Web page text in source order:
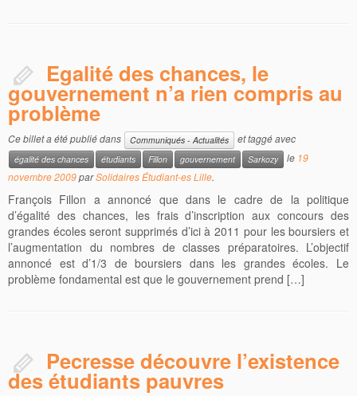
Egalité des chances, le
gouvernement n’a rien compris au
problème
Ce billet a été publié dans Communiqués - Actualités et taggé avec
égalité des chances étudiants Fillon gouvernement Sarkozy le 19
novembre 2009parSolidaires Étudiant-es Lille.
François Fillon a annoncé que dans le cadre de la politique
d’égalité des chances, les frais d’inscription aux concours des
grandes écoles seront supprimés d’ici à 2011 pour les boursiers et
l’augmentation du nombres de classes préparatoires. L’objectif
annoncé est d’1/3 de boursiers dans les grandes écoles. Le
problème fondamental est que le gouvernement prend […]
Pecresse découvre l’existence
des étudiants pauvres